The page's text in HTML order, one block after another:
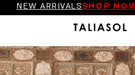
Skip to
NEW ARRIVALSSHOP
NEW ARRIVALSSHOP NOW